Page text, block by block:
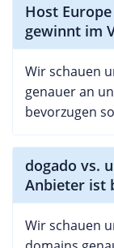
Host
gewinnt im
Wir schauen
genauer an
bevorzugen
dogado vs.
Anbieter ist
Wir schauen